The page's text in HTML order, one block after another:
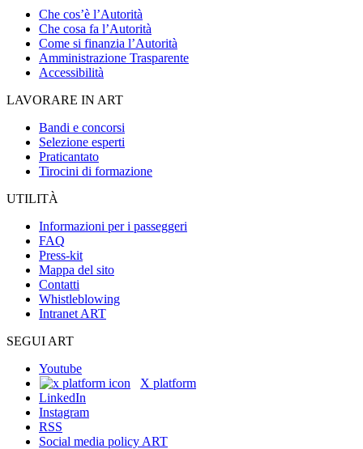
Che cos’è l’Autorità
Che cosa fa l’Autorità
Come si finanzia l’Autorità
Amministrazione Trasparente
Accessibilità
LAVORARE IN ART
Bandi e concorsi
Selezione esperti
Praticantato
Tirocini di formazione
UTILITÀ
Informazioni per i passeggeri
FAQ
Press-kit
Mappa del sito
Contatti
Whistleblowing
Intranet ART
SEGUI ART
Youtube
X platform
LinkedIn
Instagram
RSS
Social media policy ART